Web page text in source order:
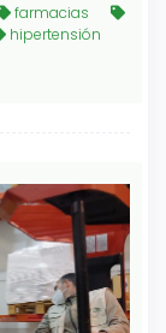
farmacias
hipertensión